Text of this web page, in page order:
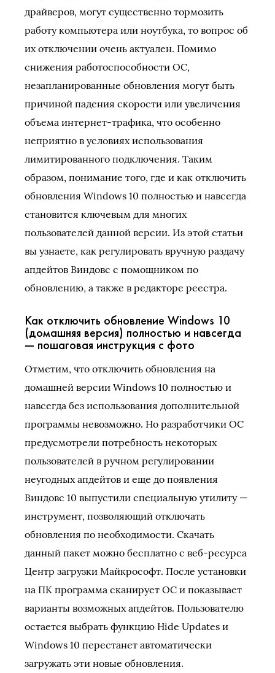
драйверов, могут существенно тормозить
работу компьютера или ноутбука, то вопрос об
их отключении очень актуален. Помимо
снижения работоспособности ОС,
незапланированные обновления могут быть
причиной падения скорости или увеличения
объема интернет-трафика, что особенно
неприятно в условиях использования
лимитированного подключения. Таким
образом, понимание того, где и как отключить
обновления Windows 10 полностью и навсегда
становится ключевым для многих
пользователей данной версии. Из этой статьи
вы узнаете, как регулировать вручную раздачу
апдейтов Виндовс с помощником по
обновлению, а также в редакторе реестра.
Как отключить обновление Windows 10
(домашняя версия) полностью и навсегда
— пошаговая инструкция с фото
Отметим, что отключить обновления на
домашней версии Windows 10 полностью и
навсегда без использования дополнительной
программы невозможно. Но разработчики ОС
предусмотрели потребность некоторых
пользователей в ручном регулировании
неугодных апдейтов и еще до появления
Виндовс 10 выпустили специальную утилиту —
инструмент, позволяющий отключать
обновления по необходимости. Скачать
данный пакет можно бесплатно с веб-ресурса
Центр загрузки Майкрософт. После установки
на ПК программа сканирует ОС и показывает
варианты возможных апдейтов. Пользователю
остается выбрать функцию Hide Updates и
Windows 10 перестанет автоматически
загружать эти новые обновления.